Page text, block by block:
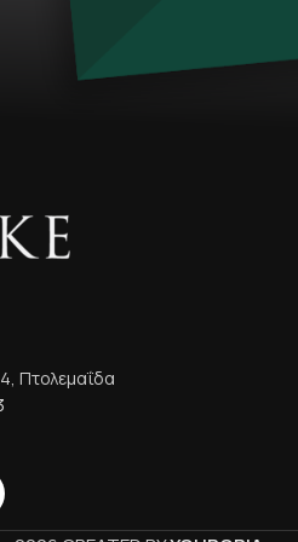
Πτολεμαΐδα